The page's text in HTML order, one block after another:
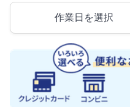
作業日を選択